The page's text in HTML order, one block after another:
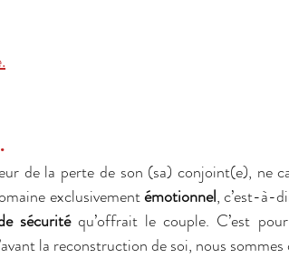
de la perte de son (sa) conjoint(e), ne
exclusivement émotionnel, c’est-à-
sécurité qu’offrait le couple. C’est
la reconstruction de soi, nous sommes